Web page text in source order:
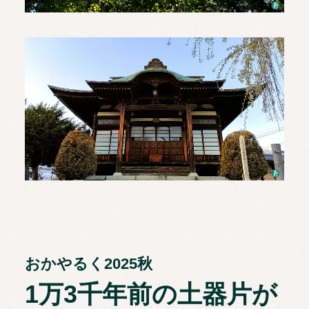
おかやるく2025秋
1万3千年前の土器片が